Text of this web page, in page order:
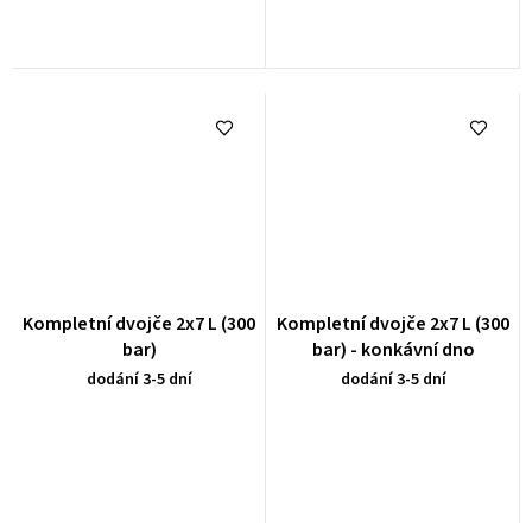
Kompletní dvojče 2x7 L (300
bar)
dodání 3-5 dní
Kompletní dvojče 2x7 L (300
bar) - konkávní dno
dodání 3-5 dní